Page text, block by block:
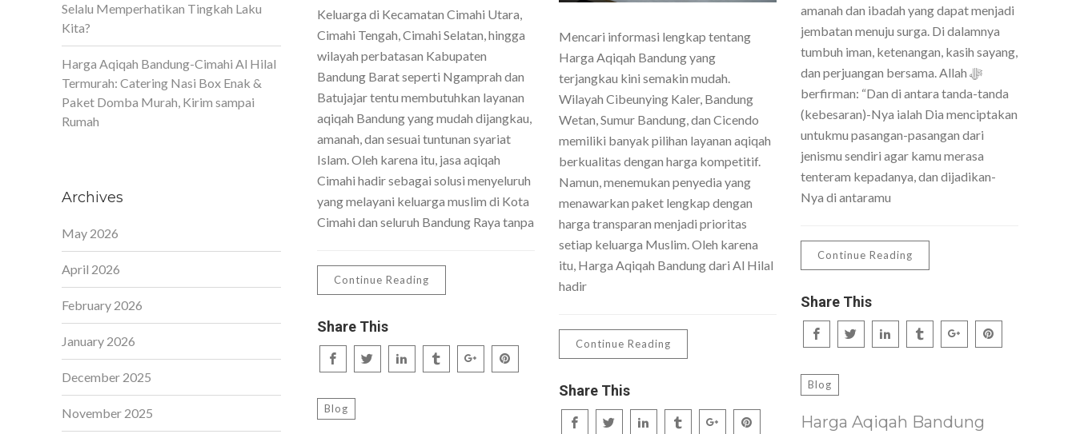
Keluarga di Kecamatan Cimahi Utara,
Cimahi Tengah, Cimahi Selatan, hingga
wilayah perbatasan Kabupaten
Bandung Barat seperti Ngamprah dan
Batujajar tentu membutuhkan layanan
aqiqah Bandung yang mudah dijangkau,
amanah, dan sesuai tuntunan syariat
Islam. Oleh karena itu, jasa aqiqah
Cimahi hadir sebagai solusi menyeluruh
yang melayani keluarga muslim di Kota
Cimahi dan seluruh Bandung Raya tanpa
Continue Reading
Share This
Mencari informasi lengkap tentang
Harga Aqiqah Bandung yang
terjangkau kini semakin mudah.
Wilayah Cibeunying Kaler, Bandung
Wetan, Sumur Bandung, dan Cicendo
memiliki banyak pilihan layanan aqiqah
berkualitas dengan harga kompetitif.
Namun, menemukan penyedia yang
menawarkan paket lengkap dengan
harga transparan menjadi prioritas
setiap keluarga Muslim. Oleh karena
itu, Harga Aqiqah Bandung dari Al Hilal
hadir
Continue Reading
Share This
amanah dan ibadah yang dapat menjadi
jembatan menuju surga. Di dalamnya
tumbuh iman, ketenangan, kasih sayang,
dan perjuangan bersama. Allah ﷻ
berfirman: “Dan di antara tanda-tanda
(kebesaran)-Nya ialah Dia menciptakan
untukmu pasangan-pasangan dari
jenismu sendiri agar kamu merasa
tenteram kepadanya, dan dijadikan-
Nya di antaramu
Continue Reading
Share This
Blog
Harga Aqiqah Bandung
Blog
Selalu Memperhatikan Tingkah Laku
Kita?
Harga Aqiqah Bandung-Cimahi Al Hilal
Termurah: Catering Nasi Box Enak &
Paket Domba Murah, Kirim sampai
Rumah
Archives
May 2026
April 2026
February 2026
January 2026
December 2025
November 2025